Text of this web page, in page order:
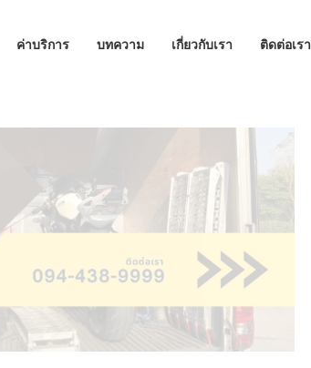
ค่าบริการ บทความ เกี่ยวกับเรา ติดต่อเรา